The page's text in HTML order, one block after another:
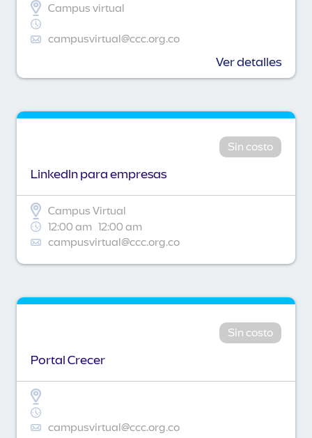
Campus virtual
campusvirtual@ccc.org.co
Ver detalles
Sin costo
Linkedln para empresas
Campus Virtual
12:00 am 12:00 am
campusvirtual@ccc.org.co
Sin costo
Portal Crecer
campusvirtual@ccc.org.co